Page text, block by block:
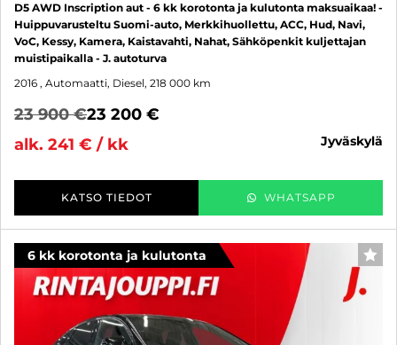
D5 AWD Inscription aut - 6 kk korotonta ja kulutonta maksuaikaa! -
Huippuvarusteltu Suomi-auto, Merkkihuollettu, ACC, Hud, Navi,
VoC, Kessy, Kamera, Kaistavahti, Nahat, Sähköpenkit kuljettajan
muistipaikalla - J. autoturva
2016 , Automaatti, Diesel, 218 000 km
23 900 €23 200 €
alk. 241 € / kk
jyväskylä
KATSO TIEDOT WHATSAPP
6 kk korotonta ja kulutonta